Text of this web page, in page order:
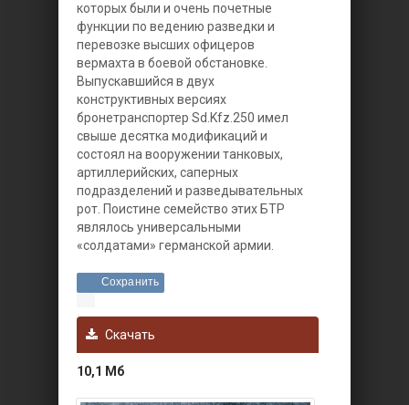
которых были и очень почетные
функции по ведению разведки и
перевозке высших офицеров
вермахта в боевой обстановке.
Выпускавшийся в двух
конструктивных версиях
бронетранспортер Sd.Kfz.250 имел
свыше десятка модификаций и
состоял на вооружении танковых,
артиллерийских, саперных
подразделений и разведывательных
рот. Поистине семейство этих БТР
являлось универсальными
«солдатами» германской армии.
Сохранить
Скачать
10,1 Мб